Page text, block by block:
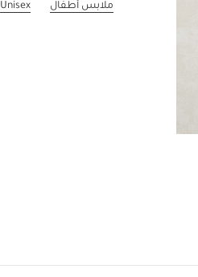
ملابس أطفال
Unisex